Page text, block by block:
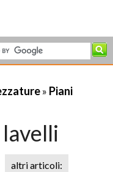
» Piani
altri articoli: